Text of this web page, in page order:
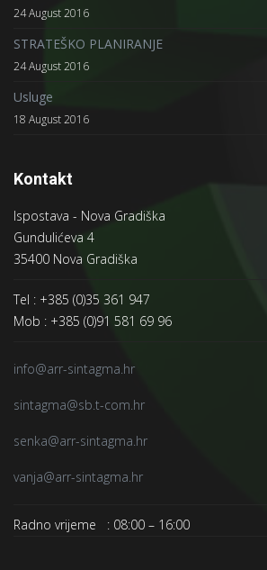
24 August 2016
STRATEŠKO PLANIRANJE
24 August 2016
Usluge
18 August 2016
Kontakt
Ispostava - Nova Gradiška
Gundulićeva 4
35400 Nova Gradiška
Tel : +385 (0)35 361 947
Mob : +385 (0)91 581 69 96
info@arr-sintagma.hr
sintagma@sb.t-com.hr
senka@arr-sintagma.hr
vanja@arr-sintagma.hr
Radno vrijeme : 08:00 – 16:00